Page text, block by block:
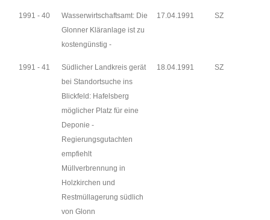
1991 - 40
Wasserwirtschaftsamt: Die
Glonner Kläranlage ist zu
kostengünstig -
17.04.1991 SZ
1991 - 41
Südlicher Landkreis gerät
bei Standortsuche ins
Blickfeld: Hafelsberg
möglicher Platz für eine
Deponie -
Regierungsgutachten
empfiehlt
Müllverbrennung in
Holzkirchen und
Restmüllagerung südlich
von Glonn
18.04.1991 SZ